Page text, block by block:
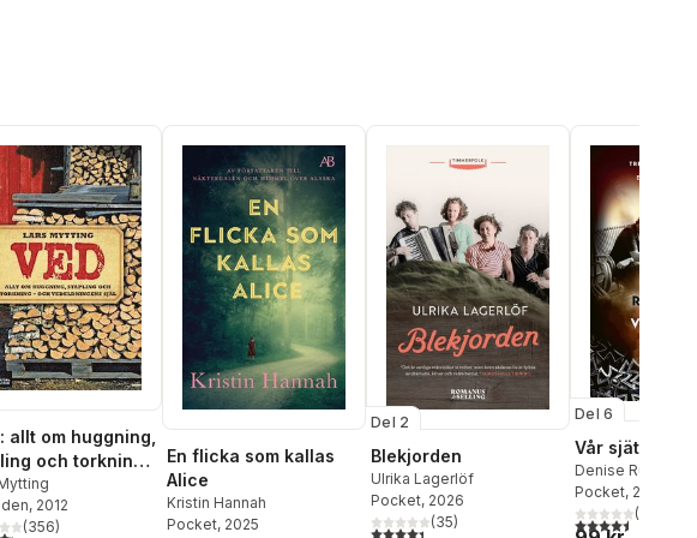
allt om huggning,
och torkning -
, 2012
(356)
En flicka som kallas
Alice
Kristin Hannah
Pocket, 2025
Del 2
Blekjorden
Ulrika Lagerlöf
Pocket, 2026
4,4utav 5 stjärnor. Totalt antal röster:
(35)
Del 6
Vår sjätte
Denise Rudberg
Pocket, 2026
4,5utav 5(